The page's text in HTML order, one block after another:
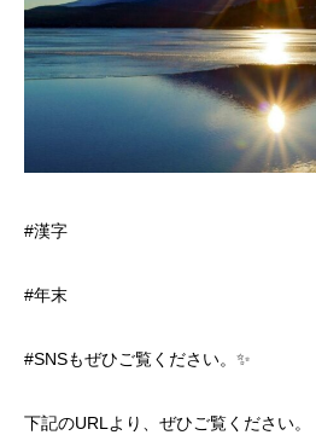
#漢字
#年末
#SNSもぜひご覧ください。✨
下記のURLより、ぜひご覧ください。